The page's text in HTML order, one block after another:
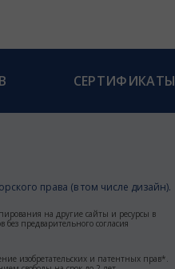
СЕРТИФИКАТЫ
права (в том числе дизайн).
на другие сайты и ресурсы в
предварительного согласия
изобретательских и патентных прав*.